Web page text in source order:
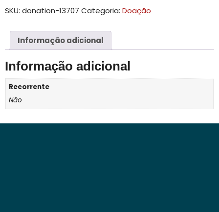
SKU: donation-13707 Categoria: Doação
Informação adicional
Informação adicional
Recorrente
Não